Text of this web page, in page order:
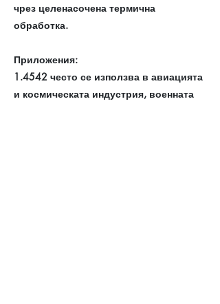
чрез целенасочена термична
обработка.
Приложения:
1.4542 често се използва в авиацията
и космическата индустрия, военната